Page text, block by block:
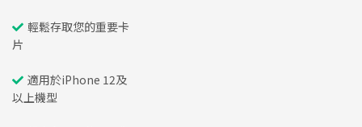
輕鬆存取您的重要卡
片
適用於iPhone 12及
以上機型